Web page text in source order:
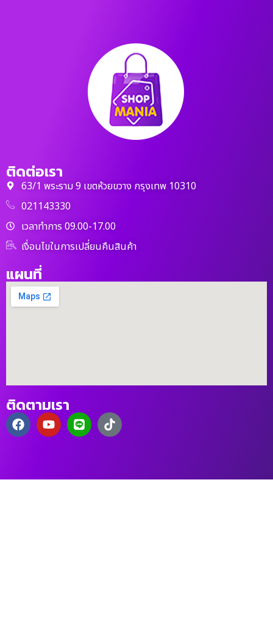
ติดต่อเรา
63/1 พระราม 9 เขตห้วยขวาง กรุงเทพ 10310
021143330
เวลาทำการ 09.00-17.00
เงื่อนไขในการเปลี่ยนคืนสินค้า
แผนที่
ติดตามเรา